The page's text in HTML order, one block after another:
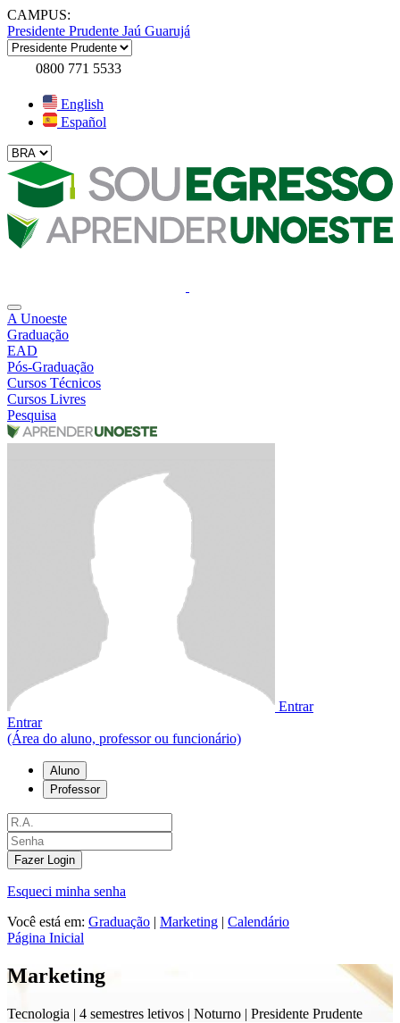
CAMPUS:
Presidente Prudente Jaú Guarujá
0800 771 5533
English
Español
A Unoeste
Graduação
EAD
Pós-Graduação
Cursos Técnicos
Cursos Livres
Pesquisa
Entrar
Entrar
(Área do aluno, professor ou funcionário)
Aluno
Professor
Fazer Login
Esqueci minha senha
Você está em: Graduação | Marketing | Calendário
Página Inicial
Marketing
Tecnologia | 4 semestres letivos | Noturno | Presidente Prudente